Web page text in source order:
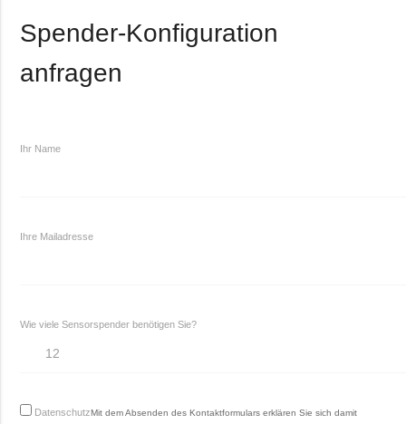
Spender-Konfiguration
anfragen
Ihr Name
Ihre Mailadresse
Wie viele Sensorspender benötigen Sie?
DatenschutzMit dem Absenden des Kontaktformulars erklären Sie sich damit